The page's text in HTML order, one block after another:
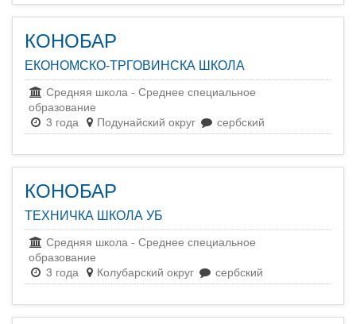
КОНОБАР
ЕКОНОМСКО-ТРГОВИНСКА ШКОЛА
Средняя школа - Среднее специальное
образование
3 года
Подунайский округ сербский
КОНОБАР
ТЕХНИЧКА ШКОЛА УБ
Средняя школа - Среднее специальное
образование
3 года
Колубарский округ сербский